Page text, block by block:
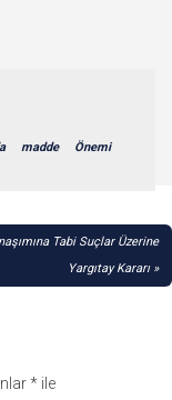
madde Önemi
Tabi Suçlar Üzerine
Yargıtay Kararı
* ile